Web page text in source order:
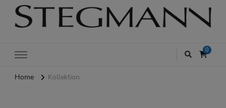
0
Home Kollektion